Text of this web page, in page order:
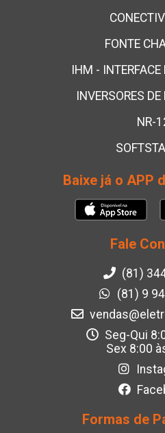
FONTE
IHM -
INVERSORES
NR-
Baixe já o APP
Fale
(81)
(81) 9
Seg-Qui
Sex 8:00
Formas de